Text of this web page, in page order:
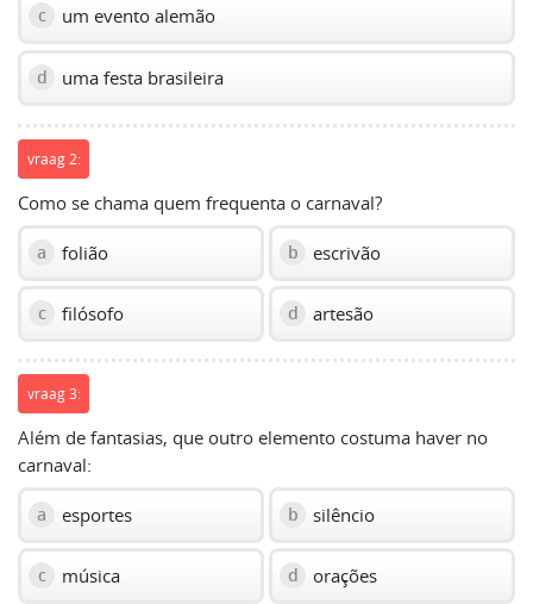
c um evento alemão
d uma festa brasileira
vraag 2:
Como se chama quem frequenta o carnaval?
a folião b escrivão
c filósofo d artesão
vraag 3:
Além de fantasias, que outro elemento costuma haver no
carnaval:
a esportes b silêncio
c música d orações